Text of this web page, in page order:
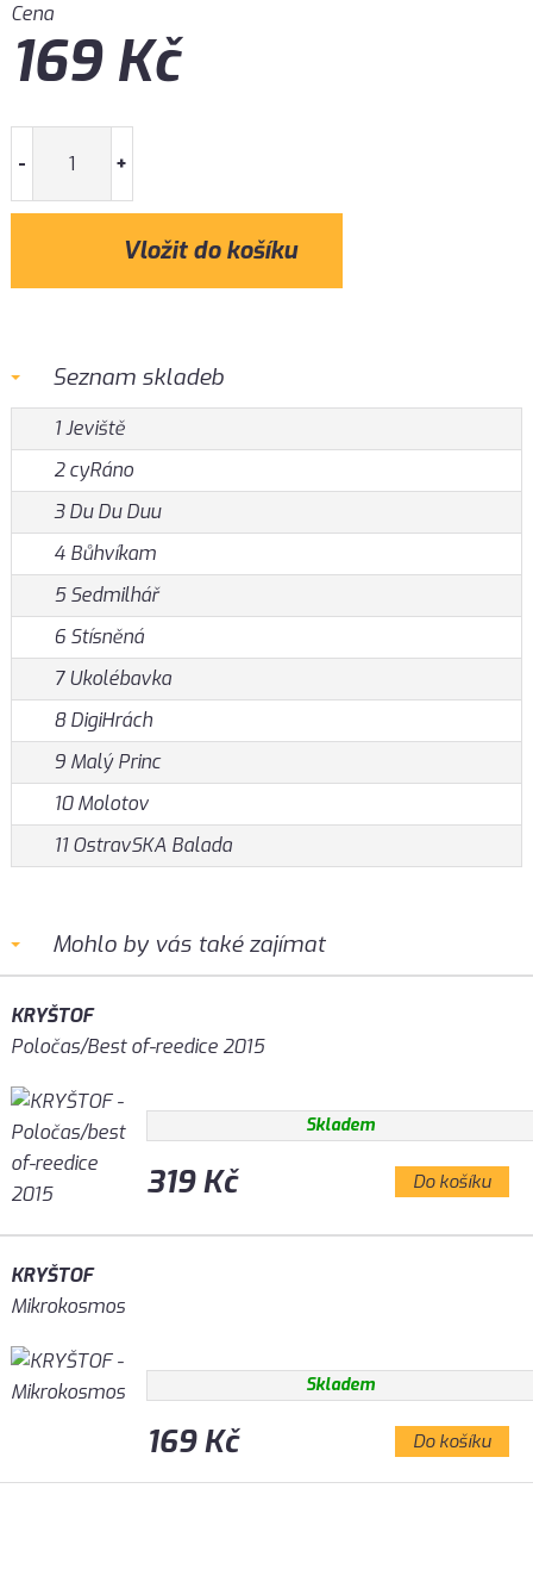
Cena
169Kč
- +
Seznam skladeb
1 Jeviště
2 cyRáno
3 Du Du Duu
4 Bůhvíkam
5 Sedmilhář
6 Stísněná
7 Ukolébavka
8 DigiHrách
9 Malý Princ
10 Molotov
11 OstravSKA Balada
Mohlo by vás také zajímat
KRYŠTOF
Poločas/Best of-reedice 2015
Skladem
319 Kč Do košíku
KRYŠTOF
Mikrokosmos
Skladem
169 Kč Do košíku